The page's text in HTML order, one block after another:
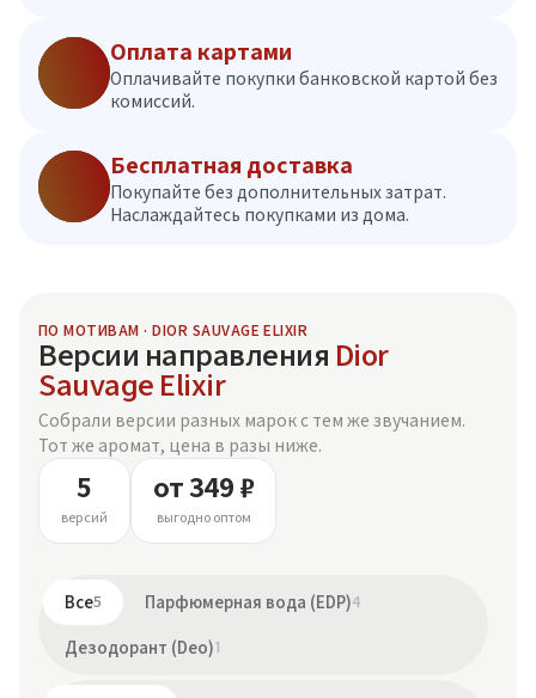
Оплата картами
Оплачивайте покупки банковской картой без
комиссий.
Бесплатная доставка
Покупайте без дополнительных затрат.
Наслаждайтесь покупками из дома.
ПО МОТИВАМ · DIOR SAUVAGE ELIXIR
Версии направления Dior
Sauvage Elixir
Собрали версии разных марок с тем же звучанием.
Тот же аромат, цена в разы ниже.
5
версий
от 349 ₽
выгодно оптом
Все5 Парфюмерная вода (EDP)4
Дезодорант (Deo)1